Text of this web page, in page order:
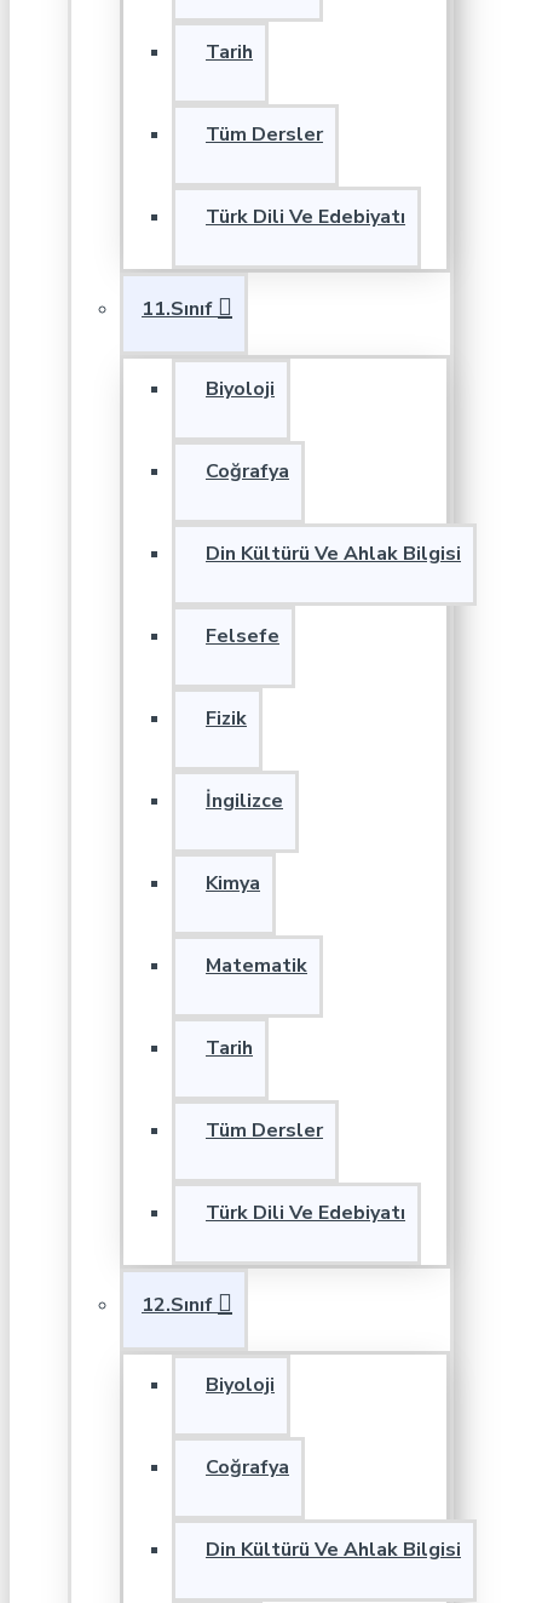
Tarih
Tüm Dersler
Türk Dili Ve Edebiyatı
11.Sınıf
Biyoloji
Coğrafya
Din Kültürü Ve Ahlak Bilgisi
Felsefe
Fizik
İngilizce
Kimya
Matematik
Tarih
Tüm Dersler
Türk Dili Ve Edebiyatı
12.Sınıf
Biyoloji
Coğrafya
Din Kültürü Ve Ahlak Bilgisi